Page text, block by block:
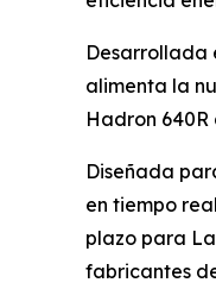
Desarrollada
alimenta la
Hadron
Diseñada
en tiempo
plazo para
fabricantes